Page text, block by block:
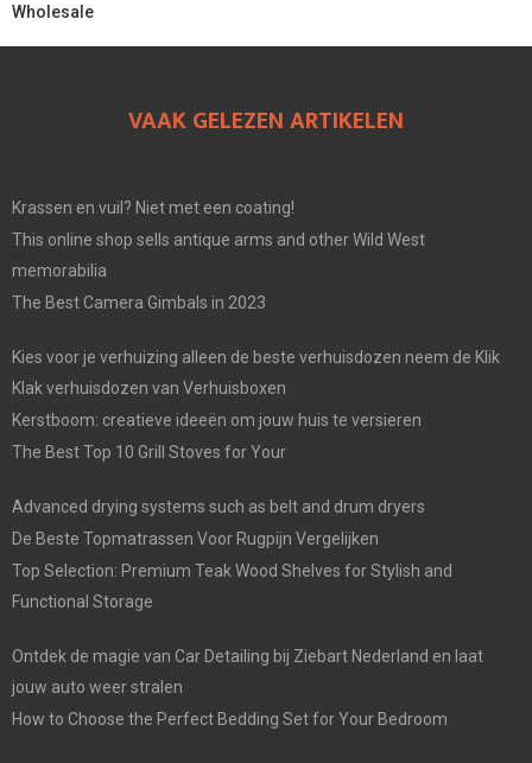
Wholesale
VAAK GELEZEN ARTIKELEN
Krassen en vuil? Niet met een coating!
This online shop sells antique arms and other Wild West
memorabilia
The Best Camera Gimbals in 2023
Kies voor je verhuizing alleen de beste verhuisdozen neem de Klik
Klak verhuisdozen van Verhuisboxen
Kerstboom: creatieve ideeën om jouw huis te versieren
The Best Top 10 Grill Stoves for Your
Advanced drying systems such as belt and drum dryers
De Beste Topmatrassen Voor Rugpijn Vergelijken
Top Selection: Premium Teak Wood Shelves for Stylish and
Functional Storage
Ontdek de magie van Car Detailing bij Ziebart Nederland en laat
jouw auto weer stralen
How to Choose the Perfect Bedding Set for Your Bedroom